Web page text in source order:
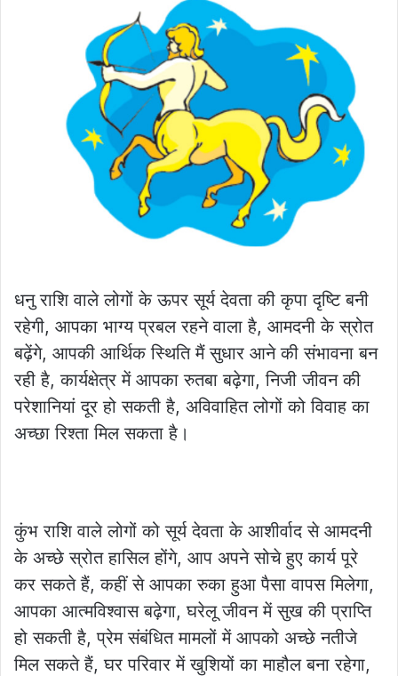
धनु राशि वाले लोगों के ऊपर सूर्य देवता की कृपा दृष्टि बनी
रहेगी, आपका भाग्य प्रबल रहने वाला है, आमदनी के स्रोत
बढ़ेंगे, आपकी आर्थिक स्थिति मैं सुधार आने की संभावना बन
रही है, कार्यक्षेत्र में आपका रुतबा बढ़ेगा, निजी जीवन की
परेशानियां दूर हो सकती है, अविवाहित लोगों को विवाह का
अच्छा रिश्ता मिल सकता है।
कुंभ राशि वाले लोगों को सूर्य देवता के आशीर्वाद से आमदनी
के अच्छे स्रोत हासिल होंगे, आप अपने सोचे हुए कार्य पूरे
कर सकते हैं, कहीं से आपका रुका हुआ पैसा वापस मिलेगा,
आपका आत्मविश्वास बढ़ेगा, घरेलू जीवन में सुख की प्राप्ति
हो सकती है, प्रेम संबंधित मामलों में आपको अच्छे नतीजे
मिल सकते हैं, घर परिवार में खुशियों का माहौल बना रहेगा,